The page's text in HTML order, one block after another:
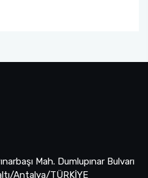
Mah. Dumlupınar Bulvarı
Antalya/TÜRKİYE